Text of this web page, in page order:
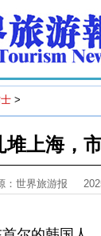
>
上海，
：世界旅游报